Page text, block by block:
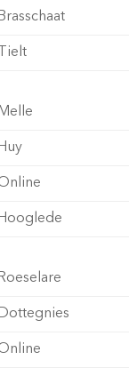
Brasschaat
Tielt
Melle
Huy
Hooglede
Roeselare
Dottegnies